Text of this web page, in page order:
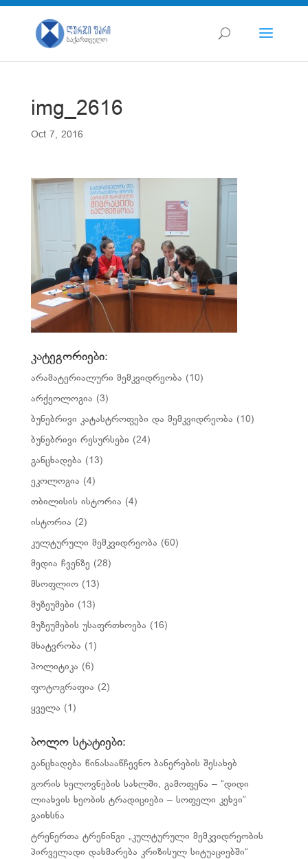
img_2616
Oct 7, 2016
კატეგორიები:
არამატერიალური მემკვიდრეობა (10)
არქეოლოგია (3)
ბუნებრივი კატასტროფები და მემკვიდრეობა (10)
ბუნებრივი რესურსები (24)
განცხადება (13)
ეკოლოგია (4)
თბილისის ისტორია (4)
ისტორია (2)
კულტურული მემკვიდრეობა (60)
მედია ჩვენზე (28)
მსოფლიო(13)
მუზეუმები (13)
მუზეუმების უსაფრთხოება (16)
მხატვრობა (1)
პოლიტიკა (6)
ფოტოგრაფია (2)
ყველა (1)
ბოლო სტატიები:
განცხადება წინასააწჩევნო ბანერების შესახებ
გორის ხელოვნების სახლში, გამოფენა – “დიდი
ლიახვის ხეობის ტრადიციები – სოფელი კეხვი”
გაიხსნა
ტრენერთა ტრენინგი „კულტურული მემკვიდრეობის
პირველადი დახმარება კრიზისულ სიტუაციებში“